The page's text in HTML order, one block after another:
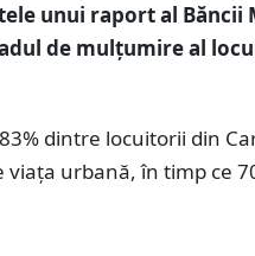
unui raport al Băncii
de mulțumire al
dintre locuitorii din
urbană, în timp ce